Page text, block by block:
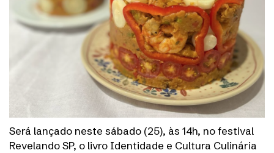
Será lançado neste sábado (25), às 14h, no festival
Revelando SP, o livro Identidade e Cultura Culinária